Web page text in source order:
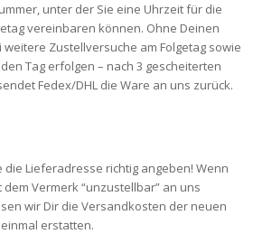
unter der Sie eine Uhrzeit für die
vereinbaren können. Ohne Deinen
Zustellversuche am Folgetag sowie
Tag erfolgen – nach 3 gescheiterten
Fedex/DHL die Ware an uns zurück.
die Lieferadresse richtig angeben! Wenn
dem Vermerk “unzustellbar” an uns
wir Dir die Versandkosten der neuen
erstatten.